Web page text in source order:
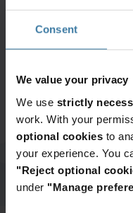
Consent
We value your privacy
We use strictly
work. With your
optional cookies to
your experience. You
"Reject optional
under "Manage
Transporte